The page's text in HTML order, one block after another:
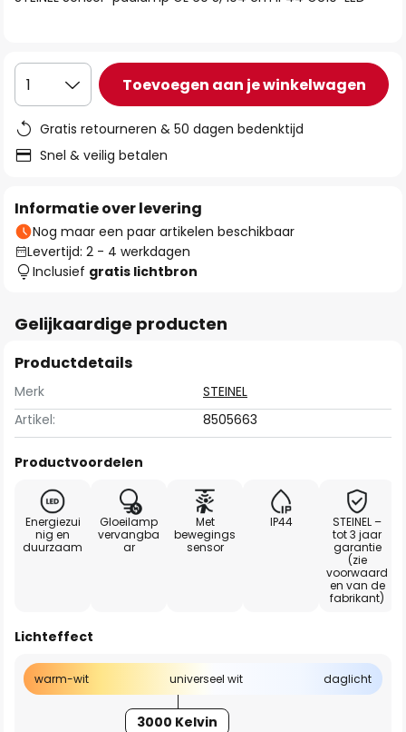
1 Toevoegen aan je winkelwagen
Gratis retourneren & 50 dagen bedenktijd
Snel & veilig betalen
Informatie over levering
Nog maar een paar artikelen beschikbaar
Levertijd: 2 - 4 werkdagen
Inclusief gratis lichtbron
Gelijkaardige producten
Productdetails
Merk
STEINEL
Artikel:
8505663
Productvoordelen
Energiezui
nig en
duurzaam
Gloeilamp
vervangba
ar
Met
bewegings
sensor
IP44
STEINEL –
tot 3 jaar
garantie
(zie
voorwaard
en van de
fabrikant)
Lichteffect
warm-wit universeel wit daglicht
3000 Kelvin